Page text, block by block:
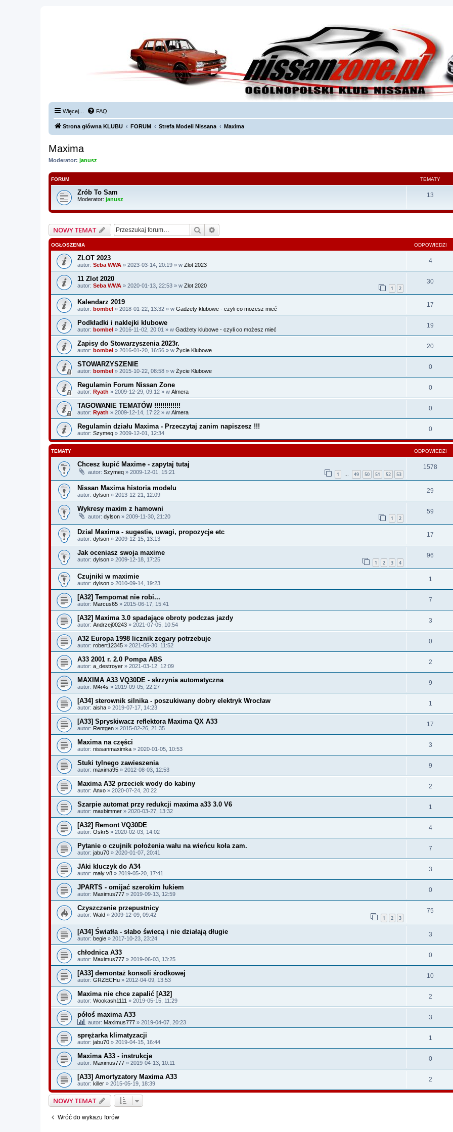
Więcej… FAQ
Strona główna KLUBU FORUM Strefa Modeli Nissana Maxima
Maxima
Moderator: janusz
FORUM TEMATY
Zrób To Sam
Moderator: janusz
13
NOWY TEMAT Szukaj
OGŁOSZENIA ODPOWIEDZI
ZLOT 2023
autor: Seba WWA » 2023-03-14, 20:19 » w Zlot 2023
4
11 Zlot 2020
autor: Seba WWA » 2020-01-13, 22:53 » w Zlot 2020 1 2
30
Kalendarz 2019
autor: bombel » 2018-01-22, 13:32 » w Gadżety klubowe - czyli co możesz mieć
17
Podkładki i naklejki klubowe
autor: bombel » 2016-11-02, 20:01 » w Gadżety klubowe - czyli co możesz mieć
19
Zapisy do Stowarzyszenia 2023r.
autor: bombel » 2016-01-20, 16:56 » w Życie Klubowe
20
STOWARZYSZENIE
autor: bombel » 2015-10-22, 08:58 » w Życie Klubowe
0
Regulamin Forum Nissan Zone
autor: Ryath » 2009-12-29, 09:12 » w Almera
0
TAGOWANIE TEMATÓW !!!!!!!!!!!!!
autor: Ryath » 2009-12-14, 17:22 » w Almera
0
Regulamin działu Maxima - Przeczytaj zanim napiszesz !!!
autor: Szymeq » 2009-12-01, 12:34
0
TEMATY ODPOWIEDZI
Chcesz kupić Maxime - zapytaj tutaj
autor: Szymeq » 2009-12-01, 15:21 1 … 49 50 51 52 53
1578
Nissan Maxima historia modelu
autor: dylson » 2013-12-21, 12:09
29
Wykresy maxim z hamowni
autor: dylson » 2009-11-30, 21:20 1 2
59
Dzial Maxima - sugestie, uwagi, propozycje etc
autor: dylson » 2009-12-15, 13:13
17
Jak oceniasz swoja maxime
autor: dylson » 2009-12-18, 17:25 1 2 3 4
96
Czujniki w maximie
autor: dylson » 2010-09-14, 19:23
1
[A32] Tempomat nie robi...
autor: Marcus65 » 2015-06-17, 15:41
7
[A32] Maxima 3.0 spadające obroty podczas jazdy
autor: Andrzej00243 » 2021-07-05, 10:54
3
A32 Europa 1998 licznik zegary potrzebuje
autor: robert12345 » 2021-05-30, 11:52
0
A33 2001 r. 2.0 Pompa ABS
autor: a_destroyer » 2021-03-12, 12:09
2
MAXIMA A33 VQ30DE - skrzynia automatyczna
autor: M4r4s » 2019-09-05, 22:27
9
[A34] sterownik silnika - poszukiwany dobry elektryk Wrocław
autor: aisha » 2019-07-17, 14:23
1
[A33] Spryskiwacz reflektora Maxima QX A33
autor: Rentgen » 2015-02-26, 21:35
17
Maxima na części
autor: nissanmaximka » 2020-01-05, 10:53
3
Stuki tylnego zawieszenia
autor: maxima95 » 2012-08-03, 12:53
9
Maxima A32 przeciek wody do kabiny
autor: Anxo » 2020-07-24, 20:22
2
Szarpie automat przy redukcji maxima a33 3.0 V6
autor: maxbimmer » 2020-03-27, 13:32
1
[A32] Remont VQ30DE
autor: Oskr5 » 2020-02-03, 14:02
4
Pytanie o czujnik położenia wału na wieńcu koła zam.
autor: jabu70 » 2020-01-07, 20:41
7
JAki kluczyk do A34
autor: mały v8 » 2019-05-20, 17:41
3
JPARTS - omijać szerokim łukiem
autor: Maximus777 » 2019-09-13, 12:59
0
Czyszczenie przepustnicy
autor: Wald » 2009-12-09, 09:42 1 2 3
75
[A34] Światła - słabo świecą i nie działają długie
autor: begie » 2017-10-23, 23:24
3
chłodnica A33
autor: Maximus777 » 2019-06-03, 13:25
0
[A33] demontaż konsoli środkowej
autor: GRZECHu » 2012-04-09, 13:53
10
Maxima nie chce zapalić [A32]
autor: Wookash1111 » 2019-05-15, 11:29
2
półoś maxima A33
autor: Maximus777 » 2019-04-07, 20:23
3
sprężarka klimatyzacji
autor: jabu70 » 2019-04-15, 16:44
1
Maxima A33 - instrukcje
autor: Maximus777 » 2019-04-13, 10:11
0
[A33] Amortyzatory Maxima A33
autor: killer » 2015-05-19, 18:39
2
NOWY TEMAT
Wróć do wykazu forów